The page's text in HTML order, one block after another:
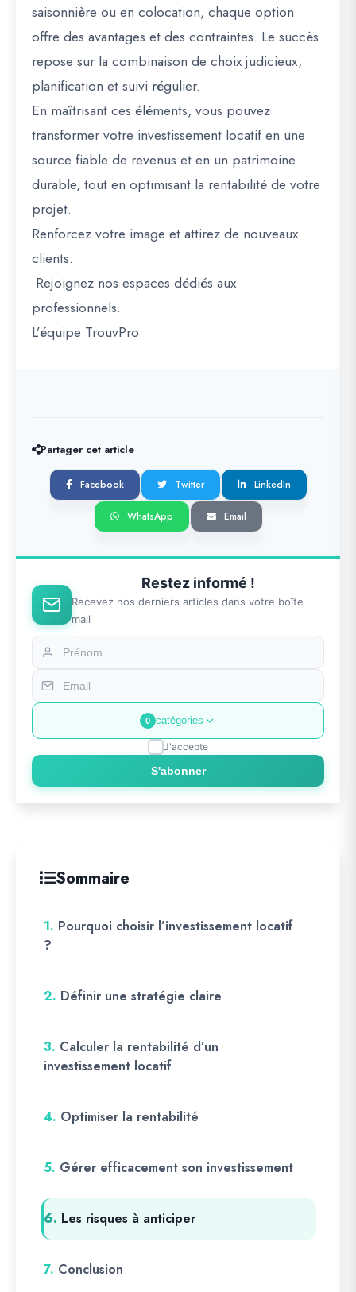
saisonnière ou en colocation, chaque option
offre des avantages et des contraintes. Le succès
repose sur la combinaison de choix judicieux,
planification et suivi régulier.
En maîtrisant ces éléments, vous pouvez
transformer votre investissement locatif en une
source fiable de revenus et en un patrimoine
durable, tout en optimisant la rentabilité de votre
projet.
Renforcez votre image et attirez de nouveaux
clients.
Rejoignez nos espaces dédiés aux
professionnels.
L’équipe TrouvPro
Partager cet article
Facebook Twitter LinkedIn
WhatsApp Email
Restez informé !
Recevez nos derniers articles dans votre boîte
mail
0 catégories
J'accepte
S'abonner
Sommaire
1. Pourquoi choisir l’investissement locatif
?
2. Définir une stratégie claire
3. Calculer la rentabilité d’un
investissement locatif
4. Optimiser la rentabilité
5. Gérer efficacement son investissement
6. Les risques à anticiper
7. Conclusion